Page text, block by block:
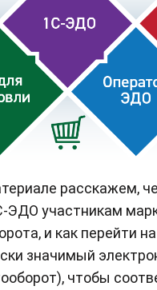
расскажем,
ЭДО участникам
и как перейти
значимый
чтобы